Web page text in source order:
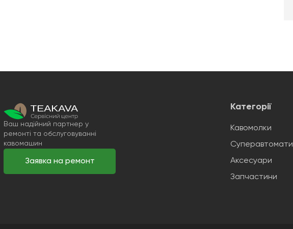
Ваш надійний партнер у
ремонті та обслуговуванні
кавомашин
Заявка на ремонт
Категорії
Кавомолки
Суперавтомати
Аксесуари
Запчастини